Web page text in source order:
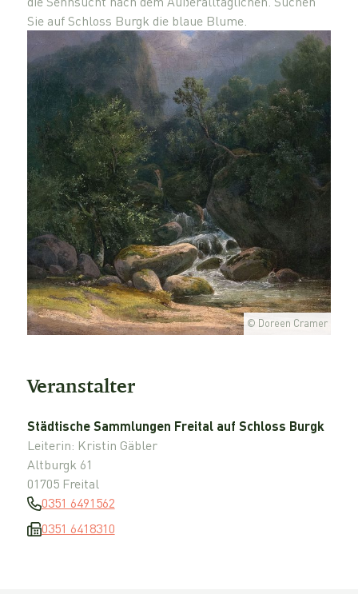
Sie auf Schloss Burgk die blaue Blume.
© Doreen Cramer
Veranstalter
Städtische Sammlungen Freital auf Schloss Burgk
Leiterin: Kristin Gäbler
Altburgk 61
01705 Freital
0351 6491562
0351 6418310